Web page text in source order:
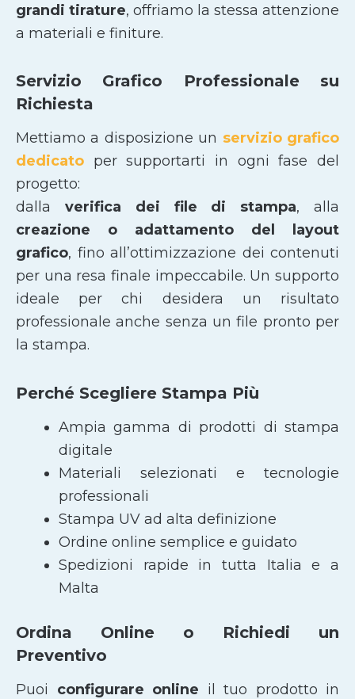
grandi tirature, offriamo la stessa attenzione
a materiali e finiture.
Servizio Grafico Professionale su
Richiesta
Mettiamo a disposizione un servizio grafico
dedicato per supportarti in ogni fase del
progetto:
dalla verifica dei file di stampa, alla
creazione o adattamento del layout
grafico, fino all’ottimizzazione dei contenuti
per una resa finale impeccabile. Un supporto
ideale per chi desidera un risultato
professionale anche senza un file pronto per
la stampa.
Perché Scegliere Stampa Più
Ampia gamma di prodotti di stampa
digitale
Materiali selezionati e tecnologie
professionali
Stampa UV ad alta definizione
Ordine online semplice e guidato
Spedizioni rapide in tutta Italia e a
Malta
Ordina Online o Richiedi un
Preventivo
Puoi configurare online il tuo prodotto in